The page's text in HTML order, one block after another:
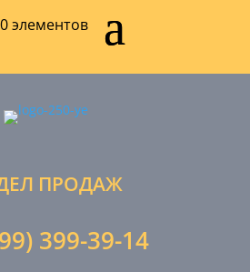
0 элементов
ПРОДАЖ
399-39-14